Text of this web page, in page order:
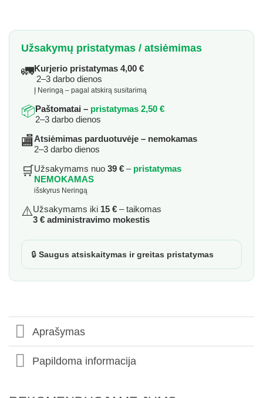
Užsakymų pristatymas / atsiėmimas
🚛Kurjerio pristatymas 4,00 €
2–3 darbo dienos
Į Neringą – pagal atskirą susitarimą
📦Paštomatai – pristatymas 2,50 €
2–3 darbo dienos
🏬Atsiėmimas parduotuvėje – nemokamas
2–3 darbo dienos
🛒Užsakymams nuo 39 € – pristatymas
NEMOKAMAS
išskyrus Neringą
⚠️Užsakymams iki 15 € – taikomas
3 € administravimo mokestis
🔒 Saugus atsiskaitymas ir greitas pristatymas
Aprašymas
Papildoma informacija